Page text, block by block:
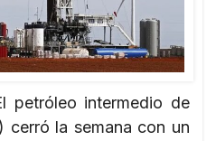
petróleo intermedio de
cerró la semana con un